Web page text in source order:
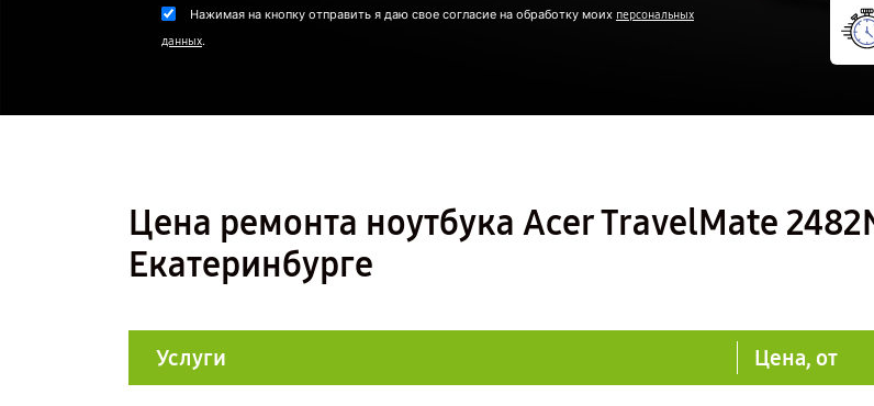
Нажимая на кнопку отправить я даю свое согласие на обработку моих персональных
данных.
Цена ремонта ноутбука Acer TravelMate
Екатеринбурге
Услуги Цена, от